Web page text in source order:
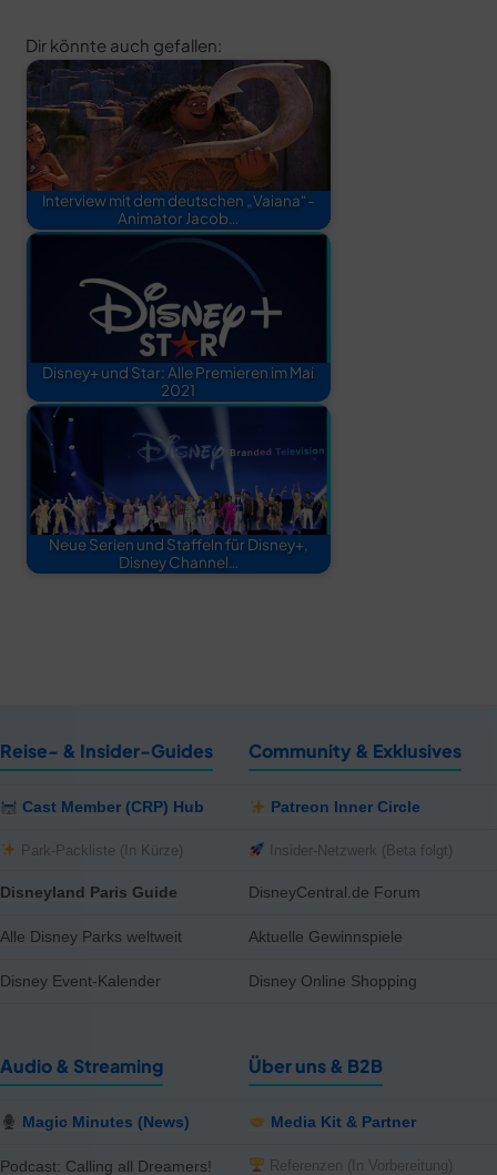
Dir könnte auch gefallen:
Interview mit dem deutschen „Vaiana“-
Animator Jacob…
Disney+ und Star: Alle Premieren im Mai
2021
Neue Serien und Staffeln für Disney+,
Disney Channel…
Reise- & Insider-Guides
Cast Member (CRP) Hub
Park-Packliste (In Kürze)
Disneyland Paris Guide
Alle Disney Parks weltweit
Disney Event-Kalender
Community & Exklusives
Patreon Inner Circle
Insider-Netzwerk (Beta folgt)
DisneyCentral.de Forum
Aktuelle Gewinnspiele
Disney Online Shopping
Audio & Streaming
Magic Minutes (News)
Podcast: Calling all Dreamers!
Über uns & B2B
Media Kit & Partner
Referenzen (In Vorbereitung)